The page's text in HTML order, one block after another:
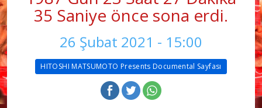
35 Saniye önce sona erdi.
26 Şubat 2021 - 15:00
HITOSHI MATSUMOTO Presents Documental Sayfası